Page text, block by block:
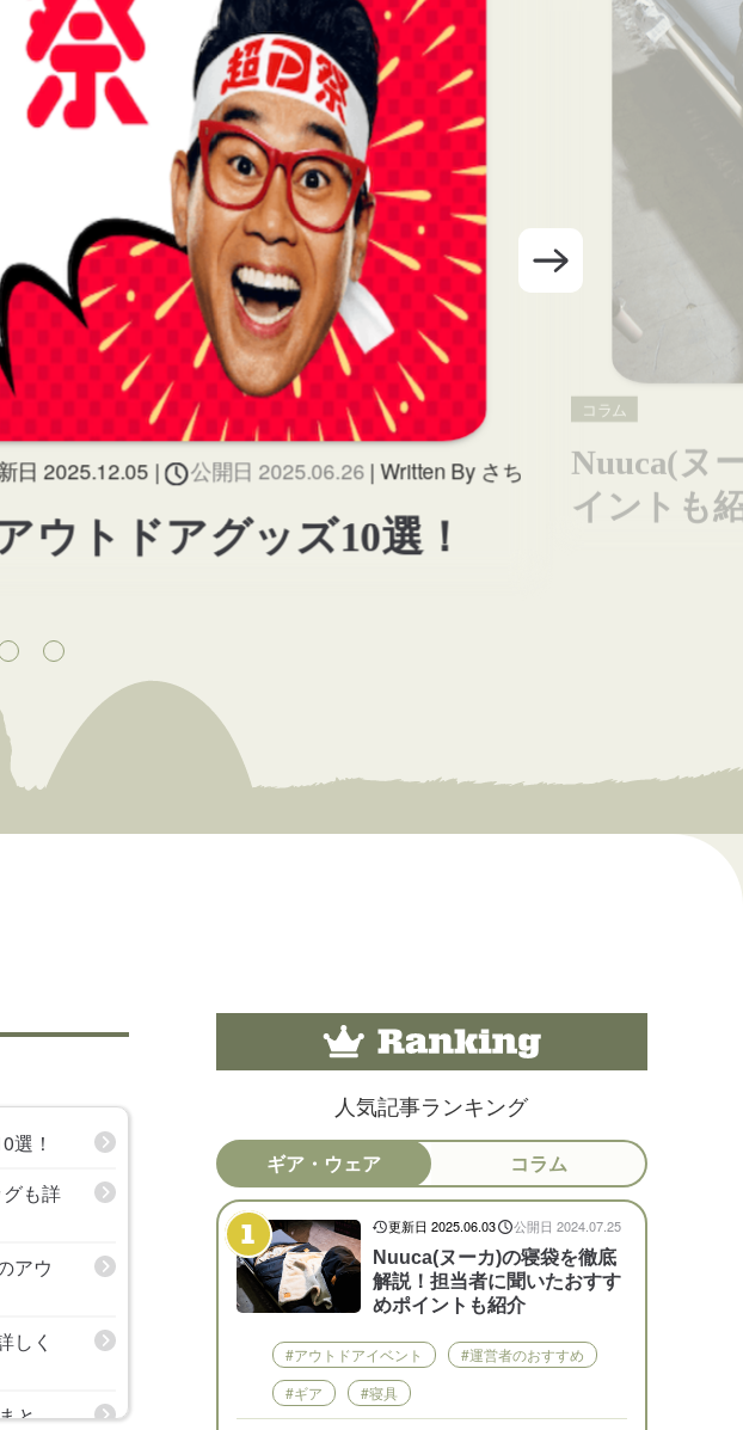
日 2025.12.05 | 公開日 2025.06.26| Written By さち
ウトドアグッズ10選！
コラム
Nuuca(ヌ
イントも
選！
も詳
アウ
しく
と
人気記事ランキング
ギア・ウェア コラム
更新日 2025.06.03 公開日 2024.07.25
Nuuca(ヌーカ)の寝袋を徹底
解説！担当者に聞いたおすす
めポイントも紹介
#アウトドアイベント
#運営者のおすすめ
#ギア
#寝具